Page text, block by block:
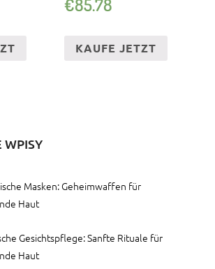
FARBDISPLAY, DSP
€85.78
KAUFE JETZT
WPISY
Masken: Geheimwaffen für
Haut
Gesichtspflege: Sanfte Rituale für
Haut